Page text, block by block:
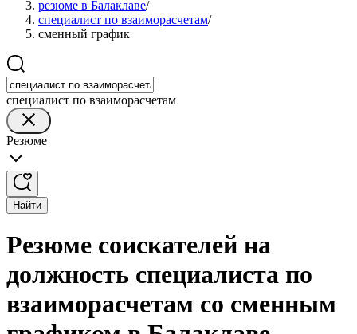
резюме в Балаклаве/
специалист по взаиморасчетам/
сменный график
специалист по взаиморасчетам
Резюме
Найти
Резюме соискателей на
должность специалиста по
взаиморасчетам со сменным